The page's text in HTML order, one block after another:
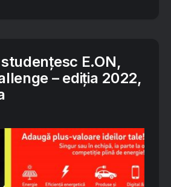
E.ON,
– ediția 2022,